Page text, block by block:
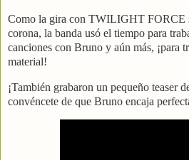
Como la gira con TWILIGHT FORCE
corona, la banda usó el tiempo para
canciones con Bruno y aún más, ¡para
material!
¡También grabaron un pequeño teaser
convéncete de que Bruno encaja